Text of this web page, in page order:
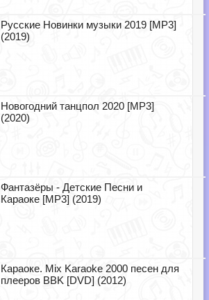
Русские Новинки музыки 2019 [MP3]
(2019)
Новогодний танцпол 2020 [MP3]
(2020)
Фантазёры - Детские Песни и
Караоке [MP3] (2019)
Караоке. Mix Karaoke 2000 песен для
плееров BBK [DVD] (2012)